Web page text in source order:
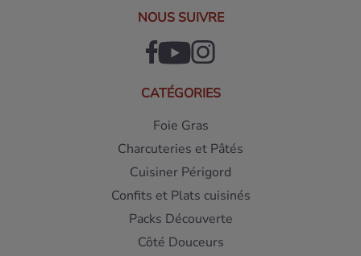
NOUS SUIVRE
CATÉGORIES
Foie Gras
Charcuteries et Pâtés
Cuisiner Périgord
Confits et Plats cuisinés
Packs Découverte
Côté Douceurs